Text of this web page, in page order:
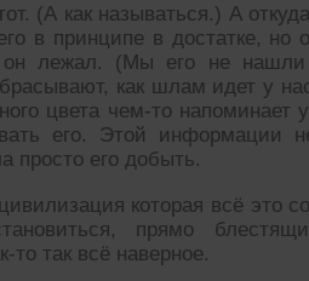
(А как называться.) А
в принципе в достатке, но
лежал. (Мы его не нашли
как шлам идет у
цвета чем-то
его. Этой информации
просто его добыть.
которая всё это
прямо
то так всё наверное.